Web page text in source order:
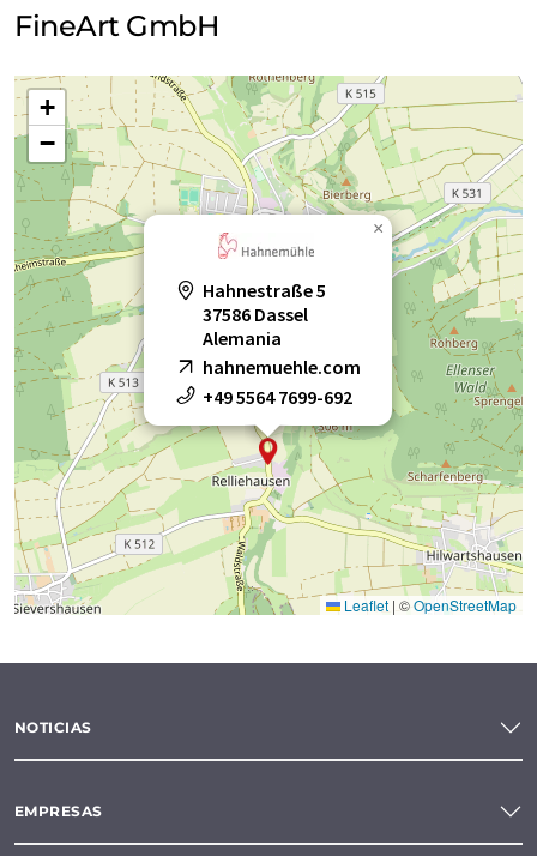
filtros de membrana de PTFE
filtros plegado filtros redondo
membranas papel secante
papeles de cromatografía
papeles de filtración
papeles de filtro duros
papeles de filtro kieselgur
papeles de filtro sin cenizas
papeles de limpieza de lentes
papeles de pesaje
papeles de prueba de gérmenes
FineArt GmbH
Hahnestraße 5
37586 Dassel
Alemania
hahnemuehle.com
+49 5564 7699-692
×
+
−
Leaflet | ©OpenStreetMap
NOTICIAS
EMPRESAS